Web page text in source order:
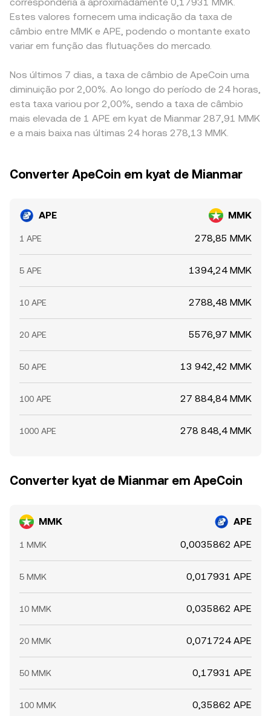
Estes valores fornecem uma indicação da taxa de
câmbio entre MMK e APE, podendo o montante exato
variar em função das flutuações do mercado.
Nos últimos 7 dias, a taxa de câmbio de ApeCoin uma
diminuição por 2,00%. Ao longo do período de 24 horas,
esta taxa variou por 2,00%, sendo a taxa de câmbio
mais elevada de 1 APE em kyat de Mianmar 287,91 MMK
e a mais baixa nas últimas 24 horas 278,13 MMK.
Converter ApeCoin em kyat de Mianmar
APE MMK
1 APE 278,85 MMK
5 APE 1394,24 MMK
10 APE 2788,48 MMK
20 APE 5576,97 MMK
50 APE 13 942,42 MMK
100 APE 27 884,84 MMK
1000 APE 278 848,4 MMK
Converter kyat de Mianmar em ApeCoin
MMK APE
1 MMK 0,0035862 APE
5 MMK 0,017931 APE
10 MMK 0,035862 APE
20 MMK 0,071724 APE
50 MMK 0,17931 APE
100 MMK 0,35862 APE